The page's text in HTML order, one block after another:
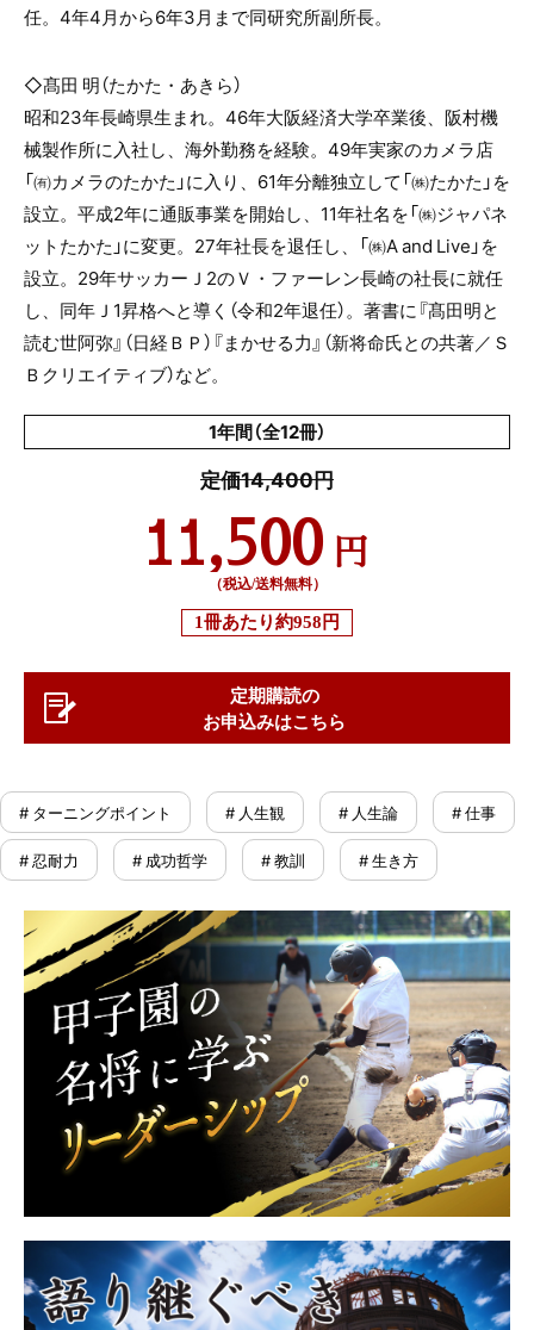
任。4年4月から6年3月まで同研究所副所長。
◇髙田 明（たかた・あきら）
昭和23年長崎県生まれ。46年大阪経済大学卒業後、阪村機
械製作所に入社し、海外勤務を経験。49年実家のカメラ店
「㈲カメラのたかた」に入り、61年分離独立して「㈱たかた」を
設立。平成2年に通販事業を開始し、11年社名を「㈱ジャパネ
ットたかた」に変更。27年社長を退任し、「㈱A and Live」を
設立。29年サッカーＪ2のＶ・ファーレン長崎の社長に就任
し、同年Ｊ1昇格へと導く（令和2年退任）。著書に『髙田明と
読む世阿弥』（日経ＢＰ）『まかせる力』（新将命氏との共著／Ｓ
Ｂクリエイティブ）など。
1年間（全12冊）
定価14,400円
11,500 円
（税込/送料無料）
1冊あたり約958円
定期購読の
お申込みはこちら
# ターニングポイント # 人生観 # 人生論 # 仕事
# 忍耐力 # 成功哲学 # 教訓 # 生き方